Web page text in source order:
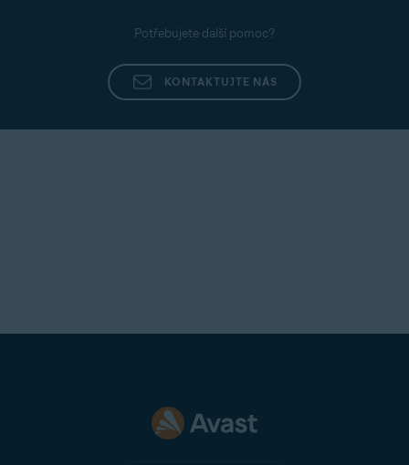
Potřebujete další pomoc?
KONTAKTUJTE NÁS